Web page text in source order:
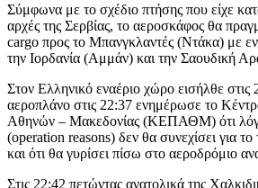
Σύμφωνα με το σχέδιο πτήσης που είχε
αρχές της Σερβίας, το αεροσκάφος θα
cargo προς το Μπανγκλαντές (Ντάκα) με
την Ιορδανία (Αμμάν) και την Σαουδική
Στον Ελληνικό εναέριο χώρο εισήλθε
αεροπλάνο στις 22:37 ενημέρωσε το
Αθηνών – Μακεδονίας (ΚΕΠΑΘΜ) ότι
(operation reasons) δεν θα συνεχίσει για
και ότι θα γυρίσει πίσω στο αεροδρόμιο
Στις 22:42 πετώντας ανατολικά της